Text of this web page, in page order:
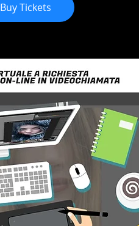
Buy Tickets